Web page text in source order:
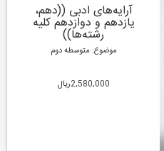
آرایه‌های ادبی ((دهم،
یازدهم و دوازدهم کلیه
رشته‌‌ها))
موضوع: متوسطه دوم
2,580,000ریال